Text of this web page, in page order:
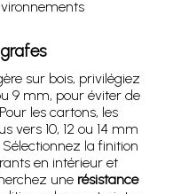
sur bois, privilégiez
9 mm, pour éviter de
les cartons, les
vers 10, 12 ou 14 mm
la finition
en intérieur et
une résistance